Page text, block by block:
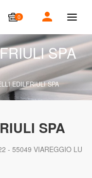
0
T
g
g
l
n
a
v
i
o
SPA
EDILFRIULI SPA
SPA
- 55049 VIAREGGIO LU